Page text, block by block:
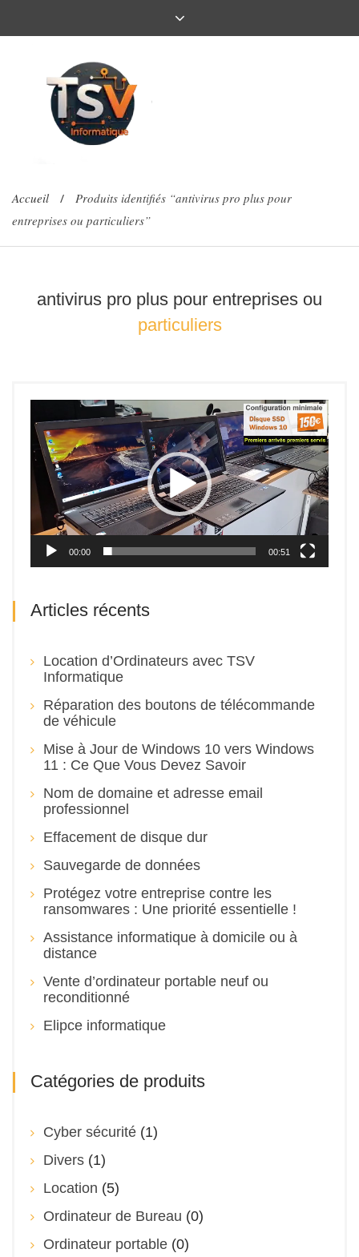
Accueil /
Produits identifiés “antivirus pro plus pour
entreprises ou particuliers”
antivirus pro plus pour entreprises ou
particuliers
vidéo
00:00 00:51
Articles récents
Location d’Ordinateurs avec TSV
Informatique
Réparation des boutons de télécommande
de véhicule
Mise à Jour de Windows 10 vers Windows
11 : Ce Que Vous Devez Savoir
Nom de domaine et adresse email
professionnel
Effacement de disque dur
Sauvegarde de données
Protégez votre entreprise contre les
ransomwares : Une priorité essentielle !
Assistance informatique à domicile ou à
distance
Vente d’ordinateur portable neuf ou
reconditionné
Elipce informatique
Catégories de produits
Cyber sécurité (1)
Divers (1)
Location (5)
Ordinateur de Bureau (0)
Ordinateur portable (0)